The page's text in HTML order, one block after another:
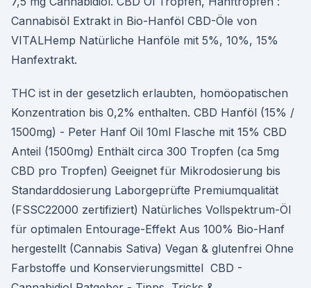
Cannabisöl Extrakt in Bio-Hanföl CBD-Öle von
VITALHemp Natürliche Hanföle mit 5%, 10%, 15%
Hanfextrakt.
THC ist in der gesetzlich erlaubten, homöopatischen
Konzentration bis 0,2% enthalten. CBD Hanföl (15% /
1500mg) - Peter Hanf Oil 10ml Flasche mit 15% CBD
Anteil (1500mg) Enthält circa 300 Tropfen (ca 5mg
CBD pro Tropfen) Geeignet für Mikrodosierung bis
Standarddosierung Laborgeprüfte Premiumqualität
(FSSC22000 zertifiziert) Natürliches Vollspektrum-Öl
für optimalen Entourage-Effekt Aus 100% Bio-Hanf
hergestellt (Cannabis Sativa) Vegan & glutenfrei Ohne
Farbstoffe und Konservierungsmittel ️ CBD -